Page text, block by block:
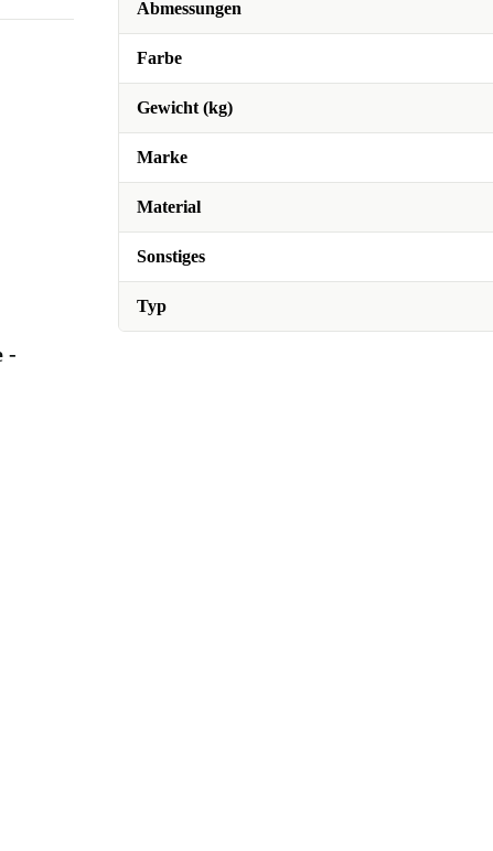
Abmessungen
Farbe
Gewicht (kg)
Marke
Material
Sonstiges
Typ
-